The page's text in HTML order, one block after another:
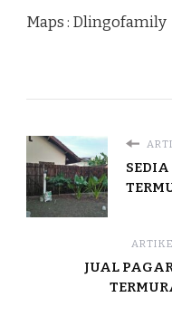
Maps : Dlingofamily
JUAL